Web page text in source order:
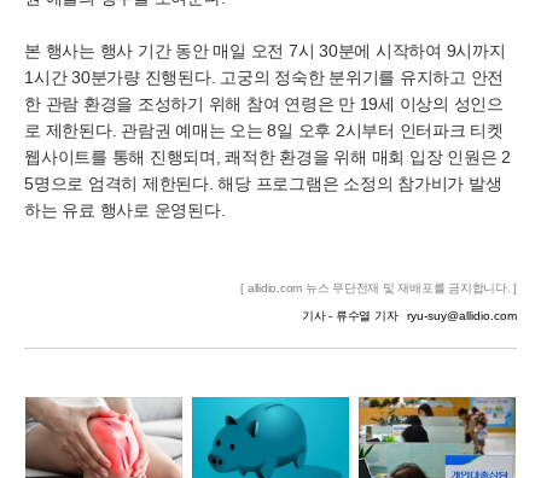
본 행사는 행사 기간 동안 매일 오전 7시 30분에 시작하여 9시까지
1시간 30분가량 진행된다. 고궁의 정숙한 분위기를 유지하고 안전
한 관람 환경을 조성하기 위해 참여 연령은 만 19세 이상의 성인으
로 제한된다. 관람권 예매는 오는 8일 오후 2시부터 인터파크 티켓
웹사이트를 통해 진행되며, 쾌적한 환경을 위해 매회 입장 인원은 2
5명으로 엄격히 제한된다. 해당 프로그램은 소정의 참가비가 발생
하는 유료 행사로 운영된다.
[ allidio.com 뉴스 무단전재 및 재배포를 금지합니다. ]
기사 - 류수열 기자 ryu-suy@allidio.com